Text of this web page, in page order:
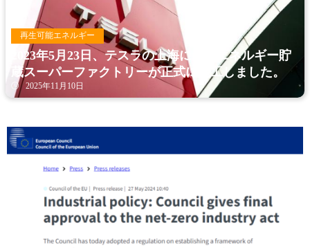
再生可能エネルギー
2023年5月23日、テスラの上海にあるエネルギー貯
蔵スーパーファクトリーが正式に起工しました。
2025年11月10日